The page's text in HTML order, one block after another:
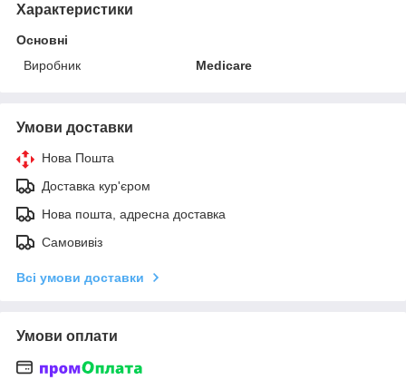
Характеристики
Основні
Виробник
Medicare
Умови доставки
Нова Пошта
Доставка кур'єром
Нова пошта, адресна доставка
Самовивіз
Всі умови доставки
Умови оплати